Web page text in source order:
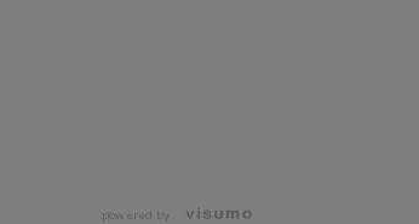
powered by